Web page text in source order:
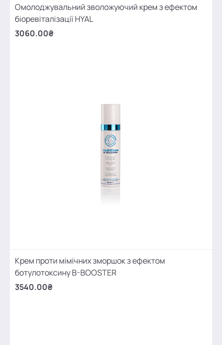
Омолоджувальний зволожуючий крем з ефектом
біоревіталізації HYAL
3060.00₴
Крем проти мімічних зморшок з ефектом
ботулотоксину B-BOOSTER
3540.00₴